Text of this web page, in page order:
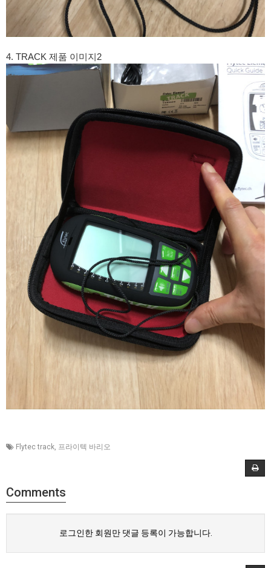
4. TRACK 제품 이미지2
Flytec track 프라이텍 바리오
Comments
로그인한 회원만 댓글 등록이 가능합니다.